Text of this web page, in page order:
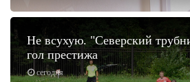
сегодня
Не всухую. "Северский
гол престижа